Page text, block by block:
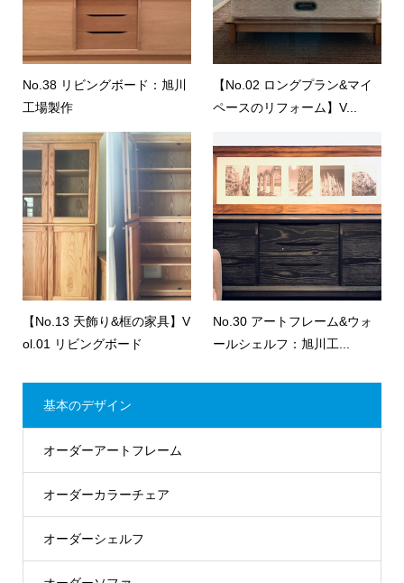
No.38 リビングボード：旭川
工場製作
【No.02 ロングプラン&マイ
ペースのリフォーム】V...
【No.13 天飾り&框の家具】V
ol.01 リビングボード
No.30 アートフレーム&ウォ
ールシェルフ：旭川工...
基本のデザイン
オーダーアートフレーム
オーダーカラーチェア
オーダーシェルフ